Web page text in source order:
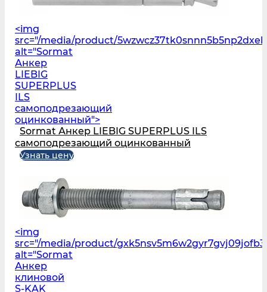
<img
src="/media/product/
alt="Sormat
Анкер
LIEBIG
SUPERPLUS
ILS
самоподрезающий
оцинкованный">
Sormat Анкер LIEBIG SUPERPLUS ILS
самоподрезающий оцинкованный
Узнать цену
<img
src="/media/product/
alt="Sormat
Анкер
клиновой
S‑KAK